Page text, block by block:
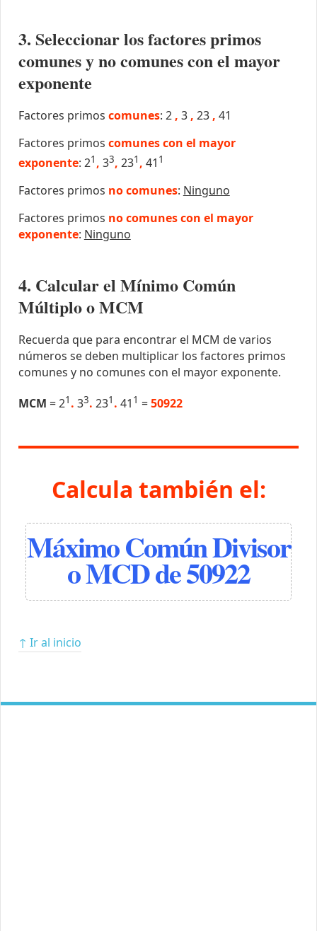
3. Seleccionar los factores primos
comunes y no comunes con el mayor
exponente
Factores primos comunes: 2 , 3 , 23 , 41
Factores primos comunes con el mayor
exponente: 21 , 33, 231 , 41 1
Factores primos no comunes: Ninguno
Factores primos no comunes con el mayor
exponente: Ninguno
4. Calcular el Mínimo Común
Múltiplo o MCM
Recuerda que para encontrar el MCM de varios
números se deben multiplicar los factores primos
comunes y no comunes con el mayor exponente.
MCM = 21 . 33. 231 . 41 1 =50922
Calcula también el:
Máximo Común Divisor
o MCD de 50922
↑ Ir al inicio